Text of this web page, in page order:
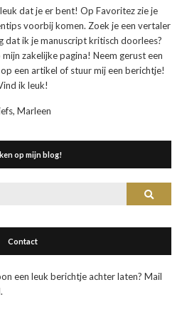
dat je er bent! Op Favoritez zie je
voorbij komen. Zoek je een vertaler
dat ik je manuscript kritisch doorlees?
zakelijke pagina! Neem gerust een
een artikel of stuur mij een berichtje!
ik leuk!
Marleen
op mijn blog!
Contact
een leuk berichtje achter laten? Mail